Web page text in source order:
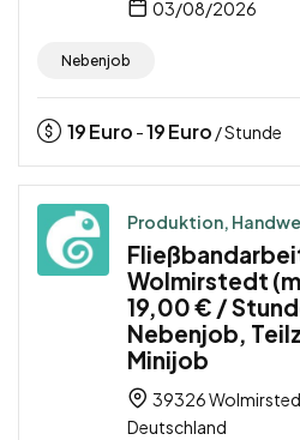
03/08/2026
Nebenjob
19Euro -19Euro / Stunde
Produktion,
Wolmirstedt
19,00 € /
Nebenjob,
Minijob
39326
Deutschland